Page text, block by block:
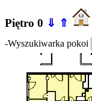
Piętro 0 ⇓ ⇑
-Wyszukiwarka pokoi